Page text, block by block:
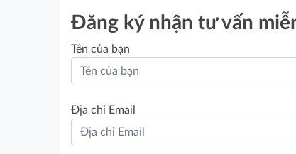
Đăng ký nhận tư vấn
Tên của bạn
Địa chỉ Email